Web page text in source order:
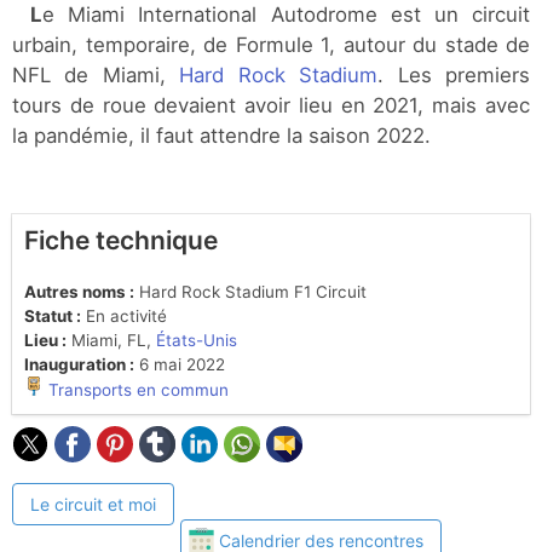
Le Miami International Autodrome est un circuit
urbain, temporaire, de Formule 1, autour du stade de
NFL de Miami, Hard Rock Stadium. Les premiers
tours de roue devaient avoir lieu en 2021, mais avec
la pandémie, il faut attendre la saison 2022.
Fiche technique
Autres noms : Hard Rock Stadium F1 Circuit
Statut : En activité
Lieu : Miami, FL, États-Unis
Inauguration : 6 mai 2022
Transports en commun
Le circuit et moi
Calendrier des rencontres